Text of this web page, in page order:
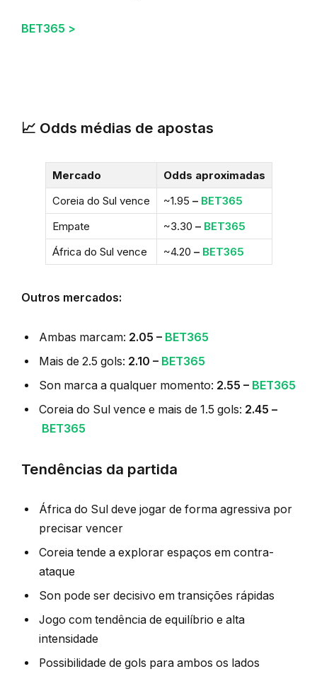
BET365 >
📈 Odds médias de apostas
Mercado
Odds aproximadas
Coreia do Sul vence
~1.95 – BET365
Empate
~3.30 – BET365
África do Sul vence
~4.20 – BET365
Outros mercados:
Ambas marcam: 2.05 – BET365
Mais de 2.5 gols: 2.10 – BET365
Son marca a qualquer momento: 2.55 – BET365
Coreia do Sul vence e mais de 1.5 gols: 2.45 –
BET365
Tendências da partida
África do Sul deve jogar de forma agressiva por
precisar vencer
Coreia tende a explorar espaços em contra-
ataque
Son pode ser decisivo em transições rápidas
Jogo com tendência de equilíbrio e alta
intensidade
Possibilidade de gols para ambos os lados